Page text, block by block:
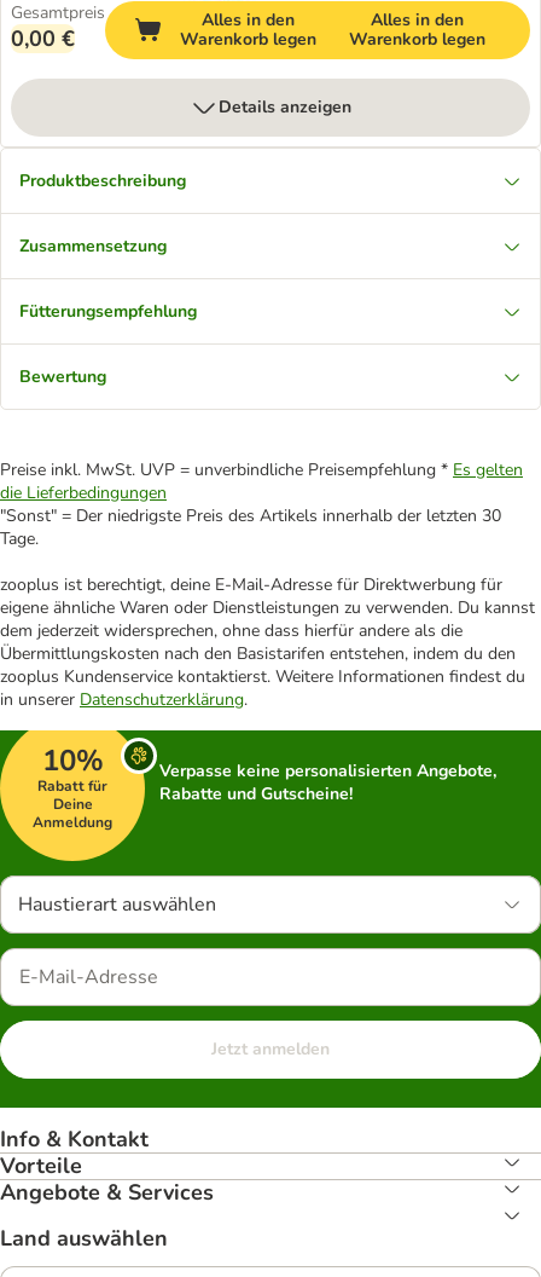
Gesamtpreis
0,00 €
Alles in den
Warenkorb legen
Alles in den
Warenkorb legen
Details anzeigen
Produktbeschreibung
Zusammensetzung
Fütterungsempfehlung
Bewertung
Preise inkl. MwSt. UVP = unverbindliche Preisempfehlung * Es gelten
die Lieferbedingungen
"Sonst" = Der niedrigste Preis des Artikels innerhalb der letzten 30
Tage.
zooplus ist berechtigt, deine E-Mail-Adresse für Direktwerbung für
eigene ähnliche Waren oder Dienstleistungen zu verwenden. Du kannst
dem jederzeit widersprechen, ohne dass hierfür andere als die
Übermittlungskosten nach den Basistarifen entstehen, indem du den
zooplus Kundenservice kontaktierst. Weitere Informationen findest du
in unserer Datenschutzerklärung.
10%
Rabatt für
Deine
Anmeldung
Verpasse keine personalisierten Angebote,
Rabatte und Gutscheine!
Haustierart auswählen
Jetzt anmelden
Info & Kontakt
Vorteile
Angebote & Services
Land auswählen